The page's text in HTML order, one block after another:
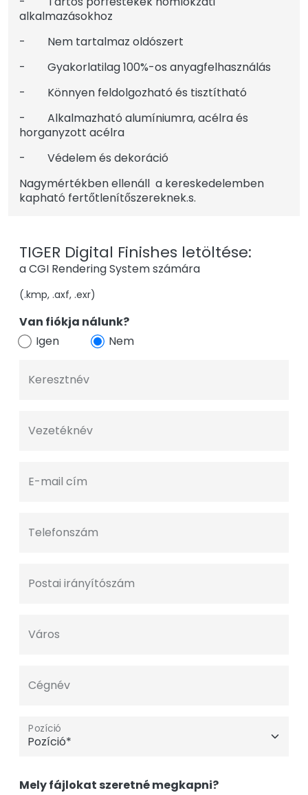
alkalmazásokhoz
- Nem tartalmaz oldószert
- Gyakorlatilag 100%-os anyagfelhasználás
- Könnyen feldolgozható és tisztítható
- Alkalmazható alumíniumra, acélra és
horganyzott acélra
- Védelem és dekoráció
Nagymértékben ellenáll a kereskedelemben
kapható fertőtlenítőszereknek.s.
TIGER Digital Finishes letöltése:
a CGI Rendering System számára
(.kmp, .axf, .exr)
Van fiókja nálunk?
Igen
Nem
Keresztnév
Vezetéknév
E-mail cím
Telefonszám
Postai irányítószám
Város
Cégnév
Pozíció
Mely fájlokat szeretné megkapni?